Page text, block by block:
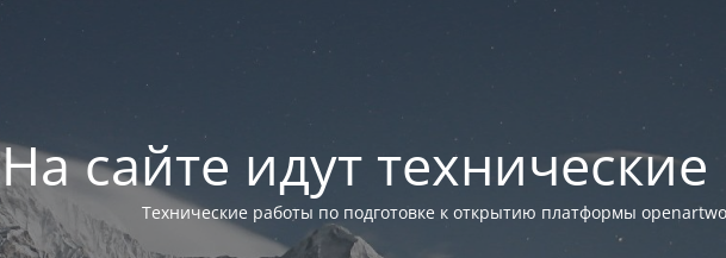
На сайте идут
Технические работы по подготовке к открытию платформы